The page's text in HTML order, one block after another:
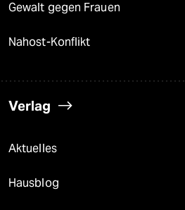
Gewalt gegen Frauen
Nahost-Konflikt
Verlag
Aktuelles
Hausblog